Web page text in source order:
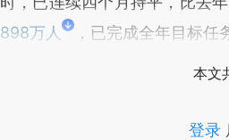
898万人
，已完成全年目标任
本文
登录